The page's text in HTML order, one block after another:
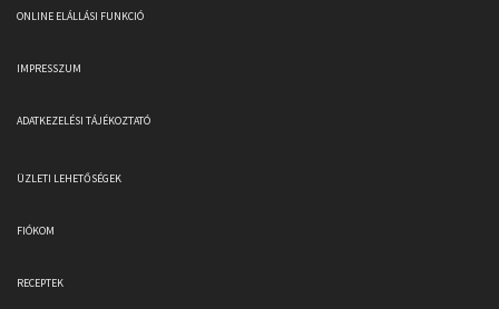
ONLINE ELÁLLÁSI FUNKCIÓ
IMPRESSZUM
ADATKEZELÉSI TÁJÉKOZTATÓ
ÜZLETI LEHETŐSÉGEK
FIÓKOM
RECEPTEK